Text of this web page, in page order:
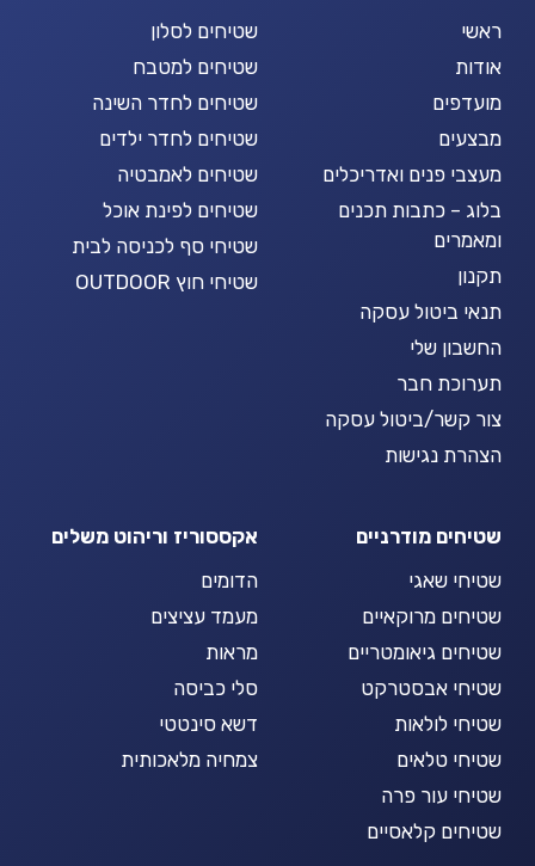
ראשי
אודות
מועדפים
מבצעים
מעצבי פנים ואדריכלים
בלוג – כתבות תכנים
ומאמרים
תקנון
תנאי ביטול עסקה
החשבון שלי
תערוכת חבר
צור קשר/ביטול עסקה
הצהרת נגישות
שטיחים לסלון
שטיחים למטבח
שטיחים לחדר השינה
שטיחים לחדר ילדים
שטיחים לאמבטיה
שטיחים לפינת אוכל
שטיחי סף לכניסה לבית
שטיחי חוץ OUTDOOR
שטיחים מודרניים
שטיחי שאגי
שטיחים מרוקאיים
שטיחים גיאומטריים
שטיחי אבסטרקט
שטיחי לולאות
שטיחי טלאים
שטיחי עור פרה
שטיחים קלאסיים
אקססוריז וריהוט משלים
הדומים
מעמד עציצים
מראות
סלי כביסה
דשא סינטטי
צמחיה מלאכותית